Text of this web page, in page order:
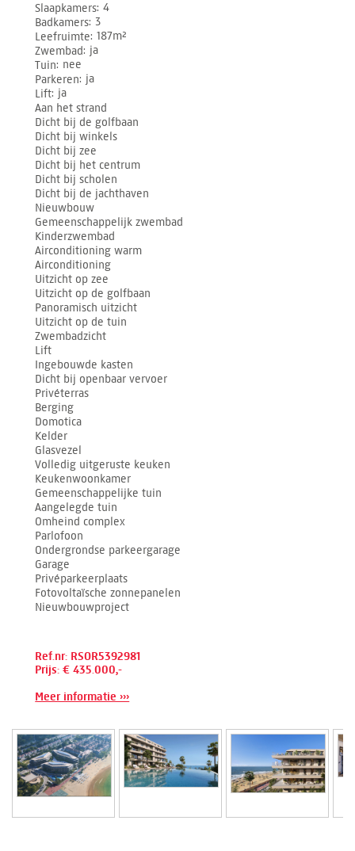
Slaapkamers 4
Badkamers 3
Leefruimte 187m²
Zwembad ja
Tuin nee
Parkeren ja
Lift ja
Aan het strand
Dicht bij de golfbaan
Dicht bij winkels
Dicht bij zee
Dicht bij het centrum
Dicht bij scholen
Dicht bij de jachthaven
Nieuwbouw
Gemeenschappelijk zwembad
Kinderzwembad
Airconditioning warm
Airconditioning
Uitzicht op zee
Uitzicht op de golfbaan
Panoramisch uitzicht
Uitzicht op de tuin
Zwembadzicht
Lift
Ingebouwde kasten
Dicht bij openbaar vervoer
Privéterras
Berging
Domotica
Kelder
Glasvezel
Volledig uitgeruste keuken
Keukenwoonkamer
Gemeenschappelijke tuin
Aangelegde tuin
Omheind complex
Parlofoon
Ondergrondse parkeergarage
Garage
Privéparkeerplaats
Fotovoltaïsche zonnepanelen
Nieuwbouwproject
Ref.nr: RSOR5392981
Prijs: € 435.000,-
Meer informatie ›››